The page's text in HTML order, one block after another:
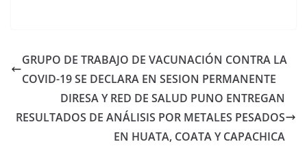
GRUPO DE TRABAJO DE VACUNACIÓN CONTRA LA
COVID-19 SE DECLARA EN SESION PERMANENTE
DIRESA Y RED DE SALUD PUNO ENTREGAN
RESULTADOS DE ANÁLISIS POR METALES PESADOS
EN HUATA, COATA Y CAPACHICA